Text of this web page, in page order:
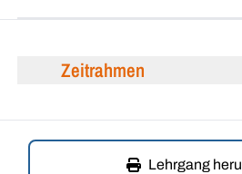
Zeitrahmen
Lehrgang